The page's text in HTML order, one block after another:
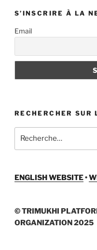
S’INSCRIRE À LA
Email
RECHERCHER SUR
pour
ENGLISH WEBSITE•
© TRIMUKHI
ORGANIZATION 2025